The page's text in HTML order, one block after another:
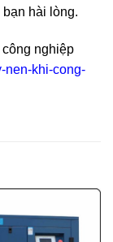
hài lòng.
công nghiệp
nen-khi-cong-